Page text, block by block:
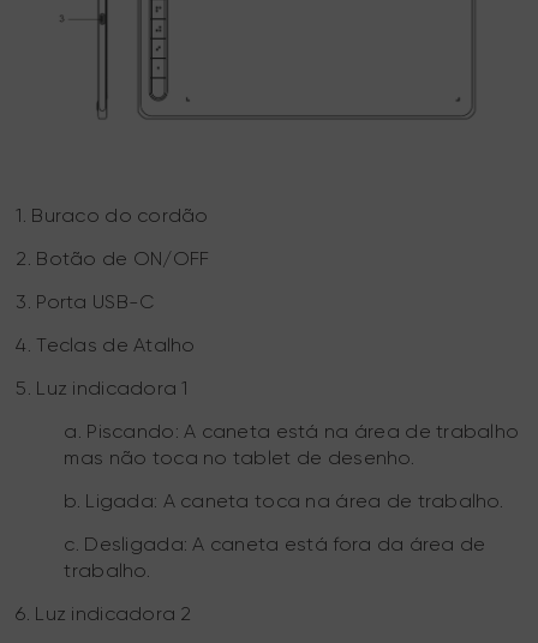
1. Buraco do cordão
2. Botão de ON/OFF
3. Porta USB-C
4. Teclas de Atalho
5. Luz indicadora 1
a. Piscando: A caneta está na área de trabalho
mas não toca no tablet de desenho.
b. Ligada: A caneta toca na área de trabalho.
c. Desligada: A caneta está fora da área de
trabalho.
6. Luz indicadora 2